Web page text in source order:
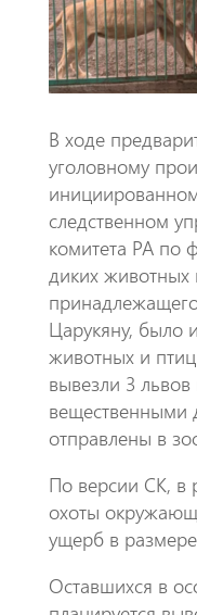
​В ходе
уголовному
следственном
комитета РА по
диких животных
Царукяну, было
животных и
вывезли 3
вещественными
отправлены в
​По версии СК, в
охоты
ущерб в
​Оставшихся в